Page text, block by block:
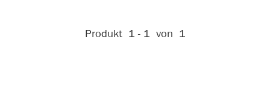
Aktive Filter:
Produkt 1 - 1 von 1